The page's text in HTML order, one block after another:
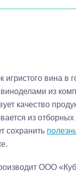
игристого вина
виноделами из
качество
из
сохранить
ООО